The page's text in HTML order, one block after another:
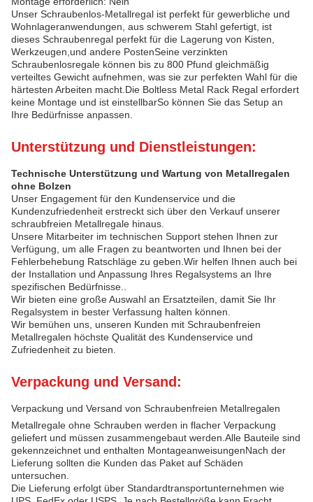
Unser Schraubenlos-Metallregal ist perfekt für gewerbliche und
Wohnlageranwendungen, aus schwerem Stahl gefertigt, ist
dieses Schraubenregal perfekt für die Lagerung von Kisten,
Werkzeugen,und andere PostenSeine verzinkten
Schraubenlosregale können bis zu 800 Pfund gleichmäßig
verteiltes Gewicht aufnehmen, was sie zur perfekten Wahl für die
härtesten Arbeiten macht.Die Boltless Metal Rack Regal erfordert
keine Montage und ist einstellbarSo können Sie das Setup an
Ihre Bedürfnisse anpassen.
Unterstützung und Dienstleistungen:
Technische Unterstützung und Wartung von Metallregalen
ohne Bolzen
Unser Engagement für den Kundenservice und die
Kundenzufriedenheit erstreckt sich über den Verkauf unserer
schraubfreien Metallregale hinaus.
Unsere Mitarbeiter im technischen Support stehen Ihnen zur
Verfügung, um alle Fragen zu beantworten und Ihnen bei der
Fehlerbehebung Ratschläge zu geben.Wir helfen Ihnen auch bei
der Installation und Anpassung Ihres Regalsystems an Ihre
spezifischen Bedürfnisse..
Wir bieten eine große Auswahl an Ersatzteilen, damit Sie Ihr
Regalsystem in bester Verfassung halten können.
Wir bemühen uns, unseren Kunden mit Schraubenfreien
Metallregalen höchste Qualität des Kundenservice und
Zufriedenheit zu bieten.
Verpackung und Versand:
Verpackung und Versand von Schraubenfreien Metallregalen
Metallregale ohne Schrauben werden in flacher Verpackung
geliefert und müssen zusammengebaut werden.Alle Bauteile sind
gekennzeichnet und enthalten MontageanweisungenNach der
Lieferung sollten die Kunden das Paket auf Schäden
untersuchen.
Die Lieferung erfolgt über Standardtransportunternehmen wie